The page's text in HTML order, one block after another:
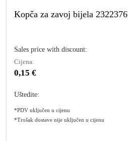
Kopča za zavoj bijela 2322376
Sales price with discount:
Cijena:
0,15 €
Uštedite:
*PDV uključen u cijenu
*Trošak dostave nije uključen u cijenu